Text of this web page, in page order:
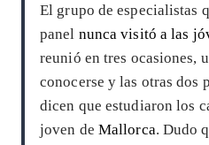
El grupo de especialistas
panel nunca visitó a las
reunió en tres ocasiones,
conocerse y las otras dos
dicen que estudiaron los
joven de Mallorca. Dudo